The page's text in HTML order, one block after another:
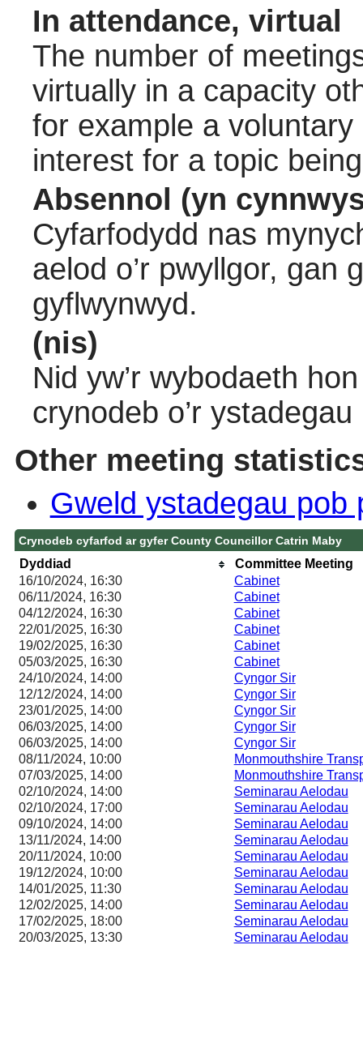
In attendance, virtual
The number of
virtually in a capacity
for example a
interest for a topic
Absennol (yn
Cyfarfodydd nas
aelod o’r pwyllgor, gan
gyflwynwyd.
(nis)
Nid yw’r wybodaeth
crynodeb o’r
Other meeting
Gweld ystadegau pob
Crynodeb cyfarfod ar gyfer County Councillor Catrin Maby
Dyddiad
Committee Meeting
16/10/2024, 16:30
Cabinet
06/11/2024, 16:30 Cabinet
04/12/2024, 16:30 Cabinet
22/01/2025, 16:30 Cabinet
19/02/2025, 16:30 Cabinet
05/03/2025, 16:30 Cabinet
24/10/2024, 14:00 Cyngor Sir
12/12/2024, 14:00 Cyngor Sir
23/01/2025, 14:00 Cyngor Sir
06/03/2025, 14:00 Cyngor Sir
06/03/2025, 14:00 Cyngor Sir
08/11/2024, 10:00
Monmouthshire
07/03/2025, 14:00
Monmouthshire
02/10/2024, 14:00
Seminarau Aelodau
02/10/2024, 17:00 Seminarau Aelodau
09/10/2024, 14:00 Seminarau Aelodau
13/11/2024, 14:00 Seminarau Aelodau
20/11/2024, 10:00 Seminarau Aelodau
19/12/2024, 10:00 Seminarau Aelodau
14/01/2025, 11:30 Seminarau Aelodau
12/02/2025, 14:00 Seminarau Aelodau
17/02/2025, 18:00 Seminarau Aelodau
20/03/2025, 13:30 Seminarau Aelodau